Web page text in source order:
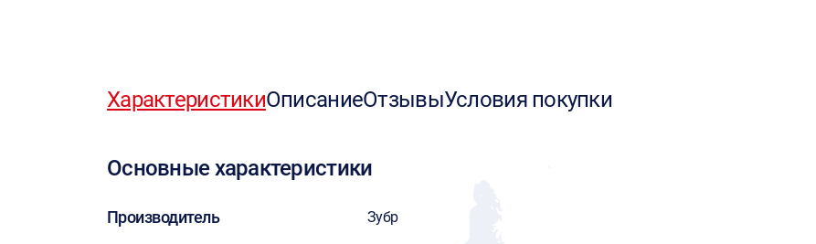
ХарактеристикиОписаниеОтзывыУсловия покупки
Основные характеристики
Производитель Зубр